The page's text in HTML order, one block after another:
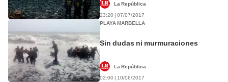
La República
23:20 | 07/07/2017
PLAYA MARBELLA
Sin dudas ni murmuraciones
La República
02:00 | 10/06/2017